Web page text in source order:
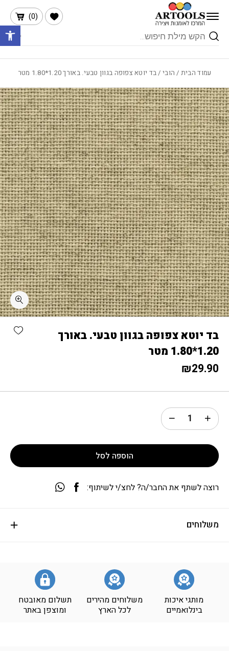
Skip to Content
Products
search
(
0
)
הרשימה שלי
עמוד הבית / הובי / בד יוטא צפופה בגוון טבעי. באורך 1.20*1.80 מטר
בד יוטא צפופה בגוון טבעי. באורך
1.20*1.80 מטר
₪29.90
הוספה לסל
משלוחים
מותגי איכות
בינלואמיים
משלוחים מהירים
לכל הארץ
תשלום מאובטח
ומוצפן באתר
רוצה לשתף את החבר/ה? לחצ/י לשיתוף:
בחזרה למעלה